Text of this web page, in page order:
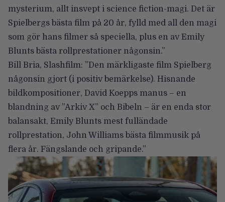
mysterium, allt insvept i science fiction-magi. Det är
Spielbergs bästa film på 20 år, fylld med all den magi
som gör hans filmer så speciella, plus en av Emily
Blunts bästa rollprestationer någonsin.”
Bill Bria, Slashfilm: ”Den märkligaste film Spielberg
någonsin gjort (i positiv bemärkelse). Hisnande
bildkompositioner, David Koepps manus – en
blandning av ”Arkiv X” och Bibeln – är en enda stor
balansakt, Emily Blunts mest fulländade
rollprestation, John Williams bästa filmmusik på
flera år. Fängslande och gripande.”